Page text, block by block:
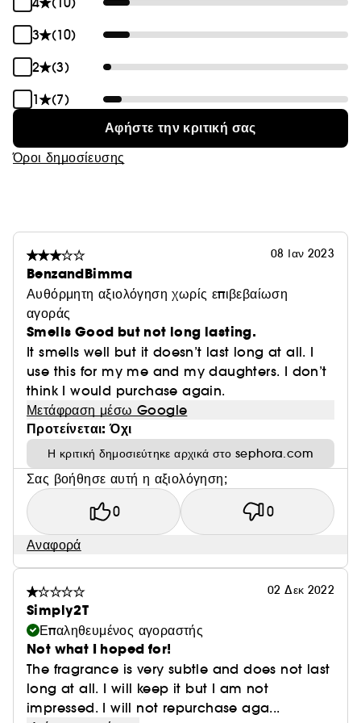
3
(10)
2
(3)
1
(7)
Αφήστε την κριτική σας
Όροι δημοσίευσης
08 Ιαν 2023
BenzandBimma
Αυθόρμητη αξιολόγηση χωρίς επιβεβαίωση
αγοράς
Smells Good but not long lasting.
It smells well but it doesn’t last long at all. I
use this for my me and my daughters. I don’t
think I would purchase again.
Μετάφραση μέσω Google
Προτείνεται: Όχι
Η κριτική δημοσιεύτηκε αρχικά στο sephora.com
Σας βοήθησε αυτή η αξιολόγηση;
0 0
Αναφορά
02 Δεκ 2022
Simply2T
Επαληθευμένος αγοραστής
Not what I hoped for!
The fragrance is very subtle and does not last
long at all. I will keep it but I am not
impressed. I will not repurchase aga...